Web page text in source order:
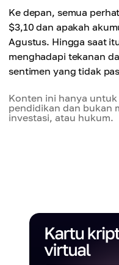
Ke depan, semua
$3,10 dan apakah
Agustus. Hingga saat
menghadapi tekanan
sentimen yang tidak
Konten ini hanya
pendidikan dan bukan
investasi, atau hukum.